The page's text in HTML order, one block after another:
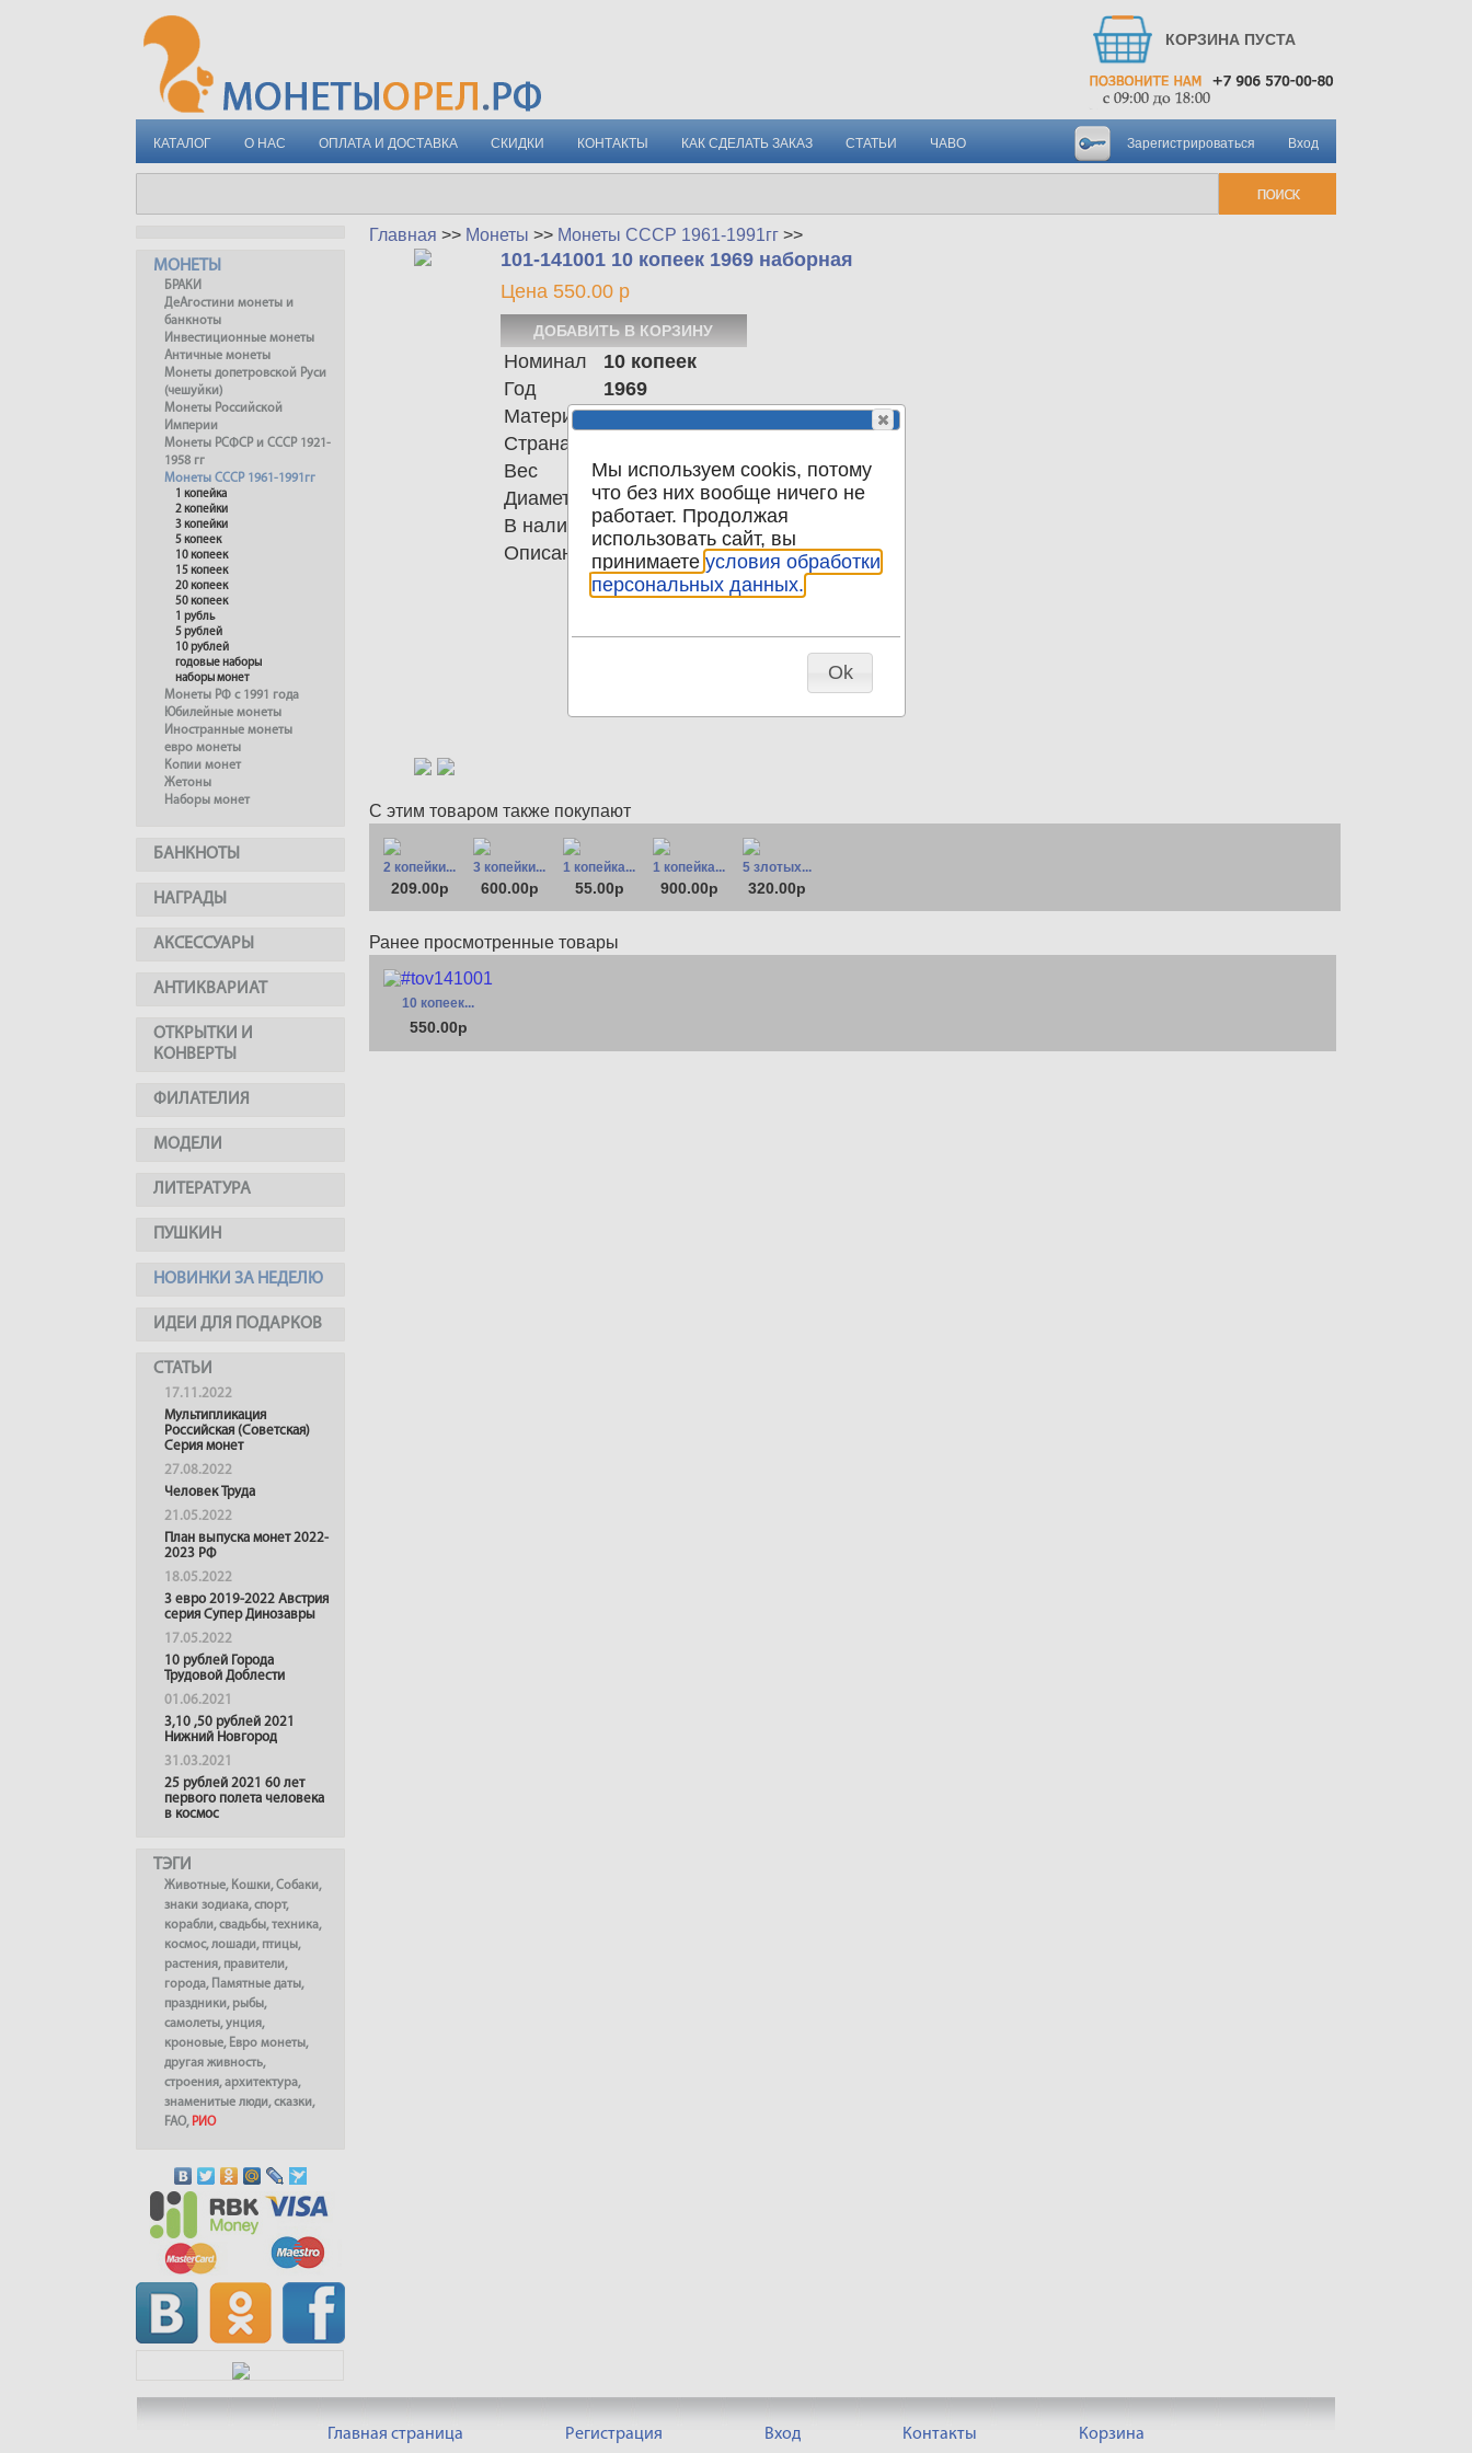
КОРЗИНА ПУСТА
КАТАЛОГ О НАС ОПЛАТА И ДОСТАВКА СКИДКИ КОНТАКТЫ КАК СДЕЛАТЬ ЗАКАЗ СТАТЬИ ЧАВО Вход
Зарегистрироваться
МОНЕТЫ
БРАКИ
ДеАгостини монеты и
банкноты
Инвестиционные монеты
Античные монеты
Монеты допетровской Руси
(чешуйки)
Монеты Российской
Империи
Монеты РСФСР и СССР 1921-
1958 гг
Монеты СССР 1961-1991гг
1 копейка
2 копейки
3 копейки
5 копеек
10 копеек
15 копеек
20 копеек
50 копеек
1 рубль
5 рублей
10 рублей
годовые наборы
наборы монет
Монеты РФ с 1991 года
Юбилейные монеты
Иностранные монеты
евро монеты
Копии монет
Жетоны
Наборы монет
БАНКНОТЫ
НАГРАДЫ
АКСЕССУАРЫ
АНТИКВАРИАТ
ОТКРЫТКИ И
КОНВЕРТЫ
ФИЛАТЕЛИЯ
МОДЕЛИ
ЛИТЕРАТУРА
ПУШКИН
НОВИНКИ ЗА НЕДЕЛЮ
ИДЕИ ДЛЯ ПОДАРКОВ
СТАТЬИ
17.11.2022
Мультипликация
Российская (Советская)
Серия монет
27.08.2022
Человек Труда
21.05.2022
План выпуска монет 2022-
2023 РФ
18.05.2022
3 евро 2019-2022 Австрия
серия Супер Динозавры
17.05.2022
10 рублей Города
Трудовой Доблести
01.06.2021
3,10 ,50 рублей 2021
Нижний Новгород
31.03.2021
25 рублей 2021 60 лет
первого полета человека
в космос
ТЭГИ
Животные, Кошки,Собаки,
знаки зодиака,спорт,
корабли,свадьбы,техника,
космос,лошади, птицы,
растения, правители,
города, Памятные даты,
праздники, рыбы,
самолеты,унция,
кроновые, Евро монеты,
другая живность,
строения,архитектура,
знаменитые люди,сказки,
FAO, РИО
Главная >> Монеты >> Монеты СССР 1961-1991гг >>
101-141001 10 копеек 1969 наборная
Цена 550.00 р
Номинал
10 копеек
Год
1969
Материал Сu-Ni-Zn
Страна
Вес
1.60
Диаметр
17.30
В наличии 1
Описание 10 копеек 1969 СССР пятна
С этим товаром также покупают
2 копейки...
209.00р
3 копейки...
600.00р
1 копейка...
55.00р
1 копейка...
900.00р
5 злотых...
320.00р
Ранее просмотренные товары
10 копеек...
550.00р
Главная страница Регистрация Вход Контакты Корзина
Мы используем cookis, потому
что без них вообще ничего не
работает. Продолжая
использовать сайт, вы
принимаете условия обработки
персональных данных.
Ok